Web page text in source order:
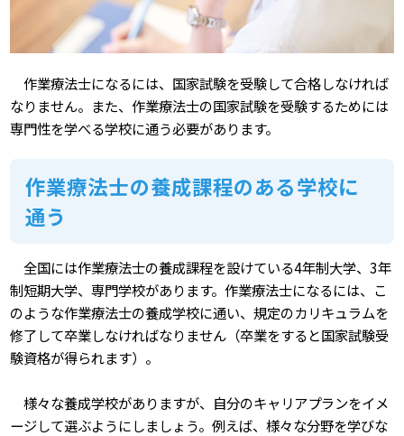
作業療法士になるには、国家試験を受験して合格しなければ
なりません。また、作業療法士の国家試験を受験するためには
専門性を学べる学校に通う必要があります。
作業療法士の養成課程のある学校に
通う
全国には作業療法士の養成課程を設けている4年制大学、3年
制短期大学、専門学校があります。作業療法士になるには、こ
のような作業療法士の養成学校に通い、規定のカリキュラムを
修了して卒業しなければなりません（卒業をすると国家試験受
験資格が得られます）。
様々な養成学校がありますが、自分のキャリアプランをイメ
ージして選ぶようにしましょう。例えば、様々な分野を学びな